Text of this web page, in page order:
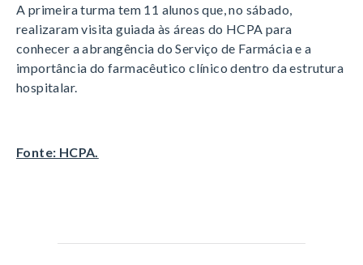
A primeira turma tem 11 alunos que, no sábado,
realizaram visita guiada às áreas do HCPA para
conhecer a abrangência do Serviço de Farmácia e a
importância do farmacêutico clínico dentro da estrutura
hospitalar.
Fonte: HCPA.